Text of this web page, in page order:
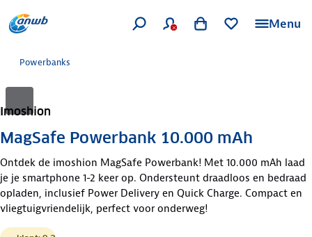
Menu
Powerbanks
Imoshion
MagSafe Powerbank 10.000 mAh
Ontdek de imoshion MagSafe Powerbank! Met 10.000 mAh laad
je je smartphone 1-2 keer op. Ondersteunt draadloos en bedraad
opladen, inclusief Power Delivery en Quick Charge. Compact en
vliegtuigvriendelijk, perfect voor onderweg!